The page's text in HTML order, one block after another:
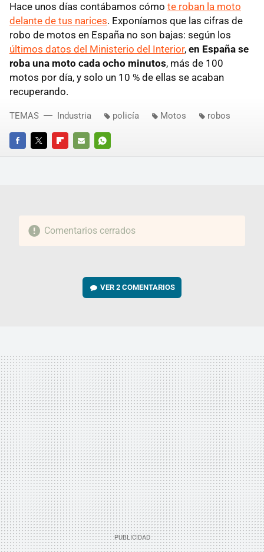
Hace unos días contábamos cómo te roban la moto
delante de tus narices. Exponíamos que las cifras de
robo de motos en España no son bajas: según los
últimos datos del Ministerio del Interior, en España se
roba una moto cada ocho minutos, más de 100
motos por día, y solo un 10 % de ellas se acaban
recuperando.
FACEBOOKTWITTERFLIPBOARD
E-
WHATSAPP
TEMAS Industria policía Motos robos
Comentarios cerrados
VER2 COMENTARIOS